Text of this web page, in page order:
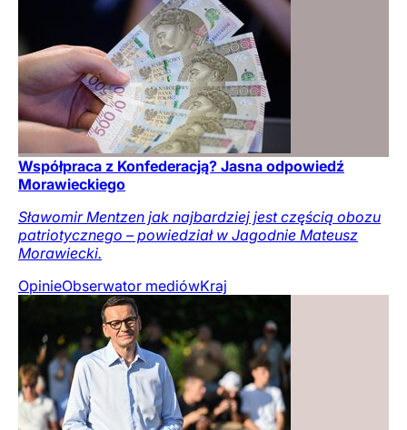
Współpraca z Konfederacją? Jasna odpowiedź
Morawieckiego
Sławomir Mentzen jak najbardziej jest częścią obozu
patriotycznego – powiedział w Jagodnie Mateusz
Morawiecki.
OpinieObserwator mediówKraj